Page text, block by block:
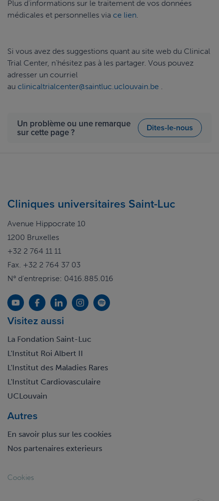
Plus d'informations sur le traitement de vos données
médicales et personnelles via ce lien.
Si vous avez des suggestions quant au site web du Clinical
Trial Center, n'hésitez pas à les partager. Vous pouvez
adresser un courriel
au clinicaltrialcenter@saintluc.uclouvain.be .
Un problème ou une remarque
sur cette page ? Dites-le-nous
Cliniques universitaires Saint-Luc
Avenue Hippocrate 10
1200 Bruxelles
+32 2 764 11 11
Fax. +32 2 764 37 03
N° d'entreprise: 0416.885.016
Visitez aussi
La Fondation Saint-Luc
L'Institut Roi Albert II
L'Institut des Maladies Rares
L'Institut Cardiovasculaire
UCLouvain
Autres
En savoir plus sur les cookies
Nos partenaires exterieurs
Footer
Cookies